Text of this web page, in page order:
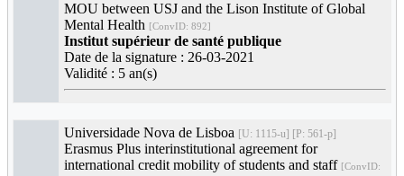
MOU between USJ and the Lison Institute of Global
Mental Health [ConvID: 892]
Institut supérieur de santé publique
Date de la signature : 26-03-2021
Validité : 5 an(s)
Universidade Nova de Lisboa [U: 1115-u] [P: 561-p]
Erasmus Plus interinstitutional agreement for
international credit mobility of students and staff [ConvID: